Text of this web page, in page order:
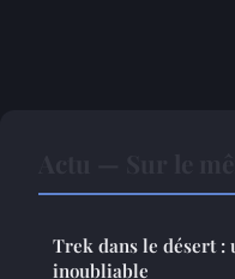
Trek dans le désert :
inoubliable